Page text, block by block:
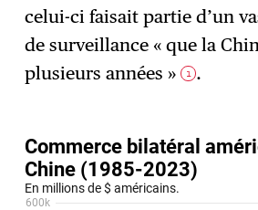
celui-ci faisait partie d’un
de surveillance « que la
plusieurs années » 1 .